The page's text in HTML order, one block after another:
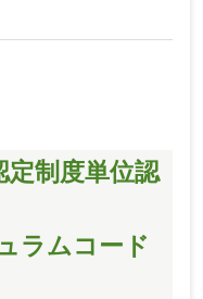
定制度単位認
ラムコード